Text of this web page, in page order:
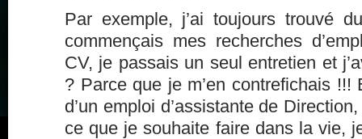
Par exemple, j’ai toujours trouvé
commençais mes recherches
CV, je passais un seul entretien et
? Parce que je m’en contrefichais !!!
d’un emploi d’assistante de
ce que je souhaite faire dans la vie,